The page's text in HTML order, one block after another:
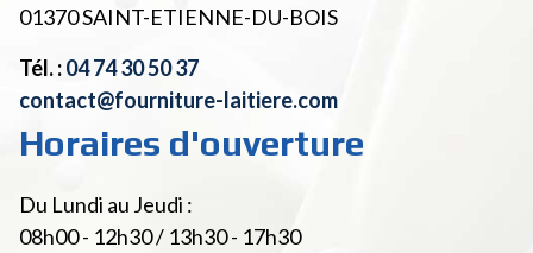
01370SAINT-ETIENNE-DU-BOIS
Tél. :04 74 30 50 37
contact@fourniture-laitiere.com
Horaires d'ouverture
Du Lundi au Jeudi :
08h00 - 12h30 / 13h30 - 17h30